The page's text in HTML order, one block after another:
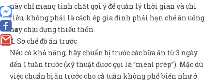
0
này chỉ mang tính chất gợi ý để quản lý thời gian và chi
tiêu, không phải là cách ép gia đình phải hạn chế ăn uống
hay chịu đựng thiếu thốn.
4. Sơ chế đồ ăn trước
Nếu có khả năng, hãy chuẩn bị trước các bữa ăn từ 3 ngày
đến 1 tuần trước (kỹ thuật được gọi là “meal prep”). Mặc dù
việc chuẩn bị ăn trước cho cả tuần không phổ biến như ở